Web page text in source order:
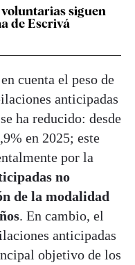
siguen
de Escrivá
cuenta el peso de
anticipadas
ha reducido: desde
en 2025; este
por la
no
de la modalidad
. En cambio, el
anticipadas
objetivo de los